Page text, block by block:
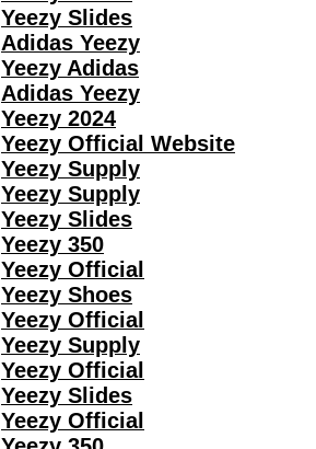
Yeezy Slides
Adidas Yeezy
Yeezy Adidas
Adidas Yeezy
Yeezy 2024
Yeezy Official Website
Yeezy Supply
Yeezy Supply
Yeezy Slides
Yeezy 350
Yeezy Official
Yeezy Shoes
Yeezy Official
Yeezy Supply
Yeezy Official
Yeezy Slides
Yeezy Official